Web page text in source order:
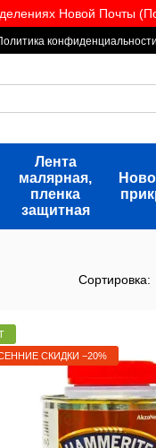
Новой Почты
конфиденциальности
Лента
малярная,
пленка
защитная
Сортировка:
СКИДКИ −20%